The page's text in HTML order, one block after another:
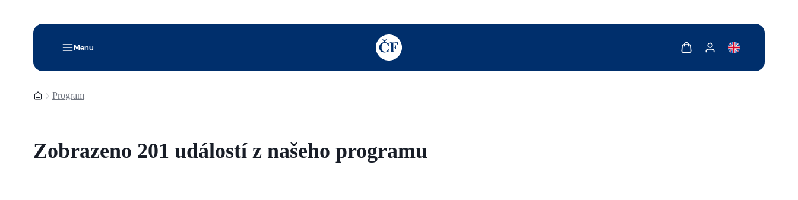
Menu
TODO: Add description for reader
Zobrazit košíkZobrazit můj účet
Domovská stránka
Program
Zobrazeno 201 událostí z našeho programu